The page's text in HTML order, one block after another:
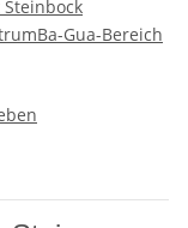
Ba-Gua-Bereich